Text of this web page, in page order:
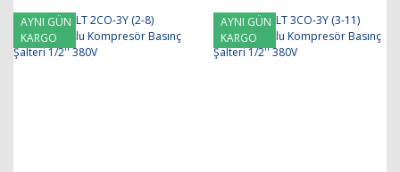
AYNI GÜN
KARGO
AYNI GÜN
KARGO